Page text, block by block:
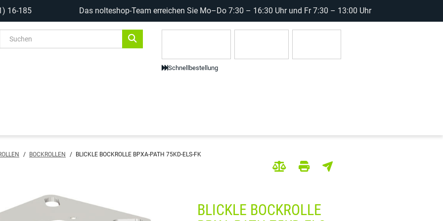
16-185 Das nolteshop-Team erreichen Sie Mo–Do 7:30 – 16:30 Uhr und Fr 7:30 – 13:00 Uhr
Schnellbestellung
/ BOCKROLLEN / BLICKLE BOCKROLLE BPXA-PATH 75KD-ELS-FK
BLICKLE BOCKROLLE